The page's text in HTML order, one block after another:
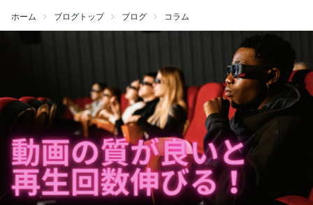
ホーム ブログトップ ブログ コラム